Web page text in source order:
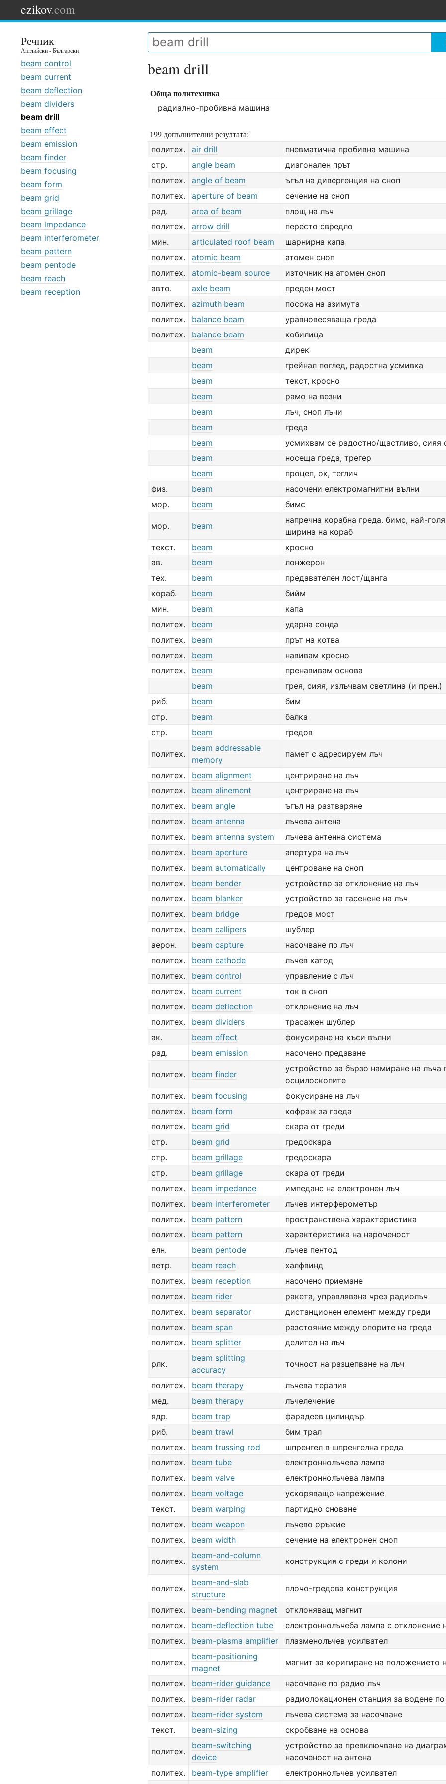
ezikov.com
Речник
Английски - Български
beam control
beam current
beam deflection
beam dividers
beam drill
beam effect
beam emission
beam finder
beam focusing
beam form
beam grid
beam grillage
beam impedance
beam interferometer
beam pattern
beam pentode
beam reach
beam reception
beam drill
Обща политехника
радиално-пробивна машина
199 допълнителни резултата:
политех. air drill
пневматична пробивна машина
стр.
angle beam
диагонален прът
политех.
angle of beam
ъгъл на дивергенция на сноп
политех.
aperture of beam
сечение на сноп
рад.
area of beam
площ на лъч
политех.
arrow drill
пересто свредло
мин.
articulated roof beam
шарнирна капа
политех.
atomic beam
атомен сноп
политех.
atomic-beam source
източник на атомен сноп
авто.
axle beam
преден мост
политех.
azimuth beam
посока на азимута
политех.
balance beam
уравновесяваща греда
политех.
balance beam
кобилица
beam
дирек
beam
грейнал поглед, радостна усмивка
beam
текст, кросно
beam
рамо на везни
beam
лъч, сноп лъчи
beam
греда
beam
усмихвам се радостно/щастливо, сияя
beam
носеща греда, трегер
beam
процеп, ок, теглич
физ.
beam
насочени електромагнитни вълни
мор.
beam бимс
мор. beam
напречна корабна греда. бимс, най-
ширина на кораб
текст.
beam
кросно
ав.
beam
лонжерон
тех.
beam
предавателен лост/щанга
кораб.
beam
бийм
мин.
beam
капа
политех.
beam
ударна сонда
политех.
beam
прът на котва
политех.
beam
навивам кросно
политех.
beam
пренавивам основа
beam
грея, сияя, излъчвам светлина (и прен.)
риб.
beam
бим
стр.
beam
балка
стр.
beam гредов
политех.
beam addressable
memory
памет с адресируем лъч
политех. beam alignment
центриране на лъч
политех.
beam alinement
центриране на лъч
политех.
beam angle
ъгъл на разтваряне
политех.
beam antenna
лъчева антена
политех.
beam antenna system
лъчева антенна система
политех.
beam aperture
апертура на лъч
политех.
beam automatically
центроване на сноп
политех.
beam bender
устройство за отклонение на лъч
политех.
beam blanker
устройство за гасенене на лъч
политех.
beam bridge
гредов мост
политех.
beam callipers
шублер
аерон.
beam capture
насочване по лъч
политех.
beam cathode
лъчев катод
политех.
beam control
управление с лъч
политех.
beam current
ток в сноп
политех.
beam deflection
отклонение на лъч
политех.
beam dividers
трасажен шублер
ак.
beam effect
фокусиране на къси вълни
рад.
beam emission насочено предаване
политех. beam finder
устройство за бързо намиране на лъча
осцилоскопите
политех.
beam focusing
фокусиране на лъч
политех.
beam form
кофраж за греда
политех.
beam grid
скара от греди
стр.
beam grid
гредоскара
стр.
beam grillage
гредоскара
стр.
beam grillage
скара от греди
политех.
beam impedance
импеданс на електронен лъч
политех.
beam interferometer
лъчев интерферометър
политех.
beam pattern
пространствена характеристика
политех.
beam pattern
характеристика на нароченост
елн.
beam pentode
лъчев пентод
ветр.
beam reach
халфвинд
политех.
beam reception
насочено приемане
политех.
beam rider
ракета, управлявана чрез радиолъч
политех.
beam separator
дистанционен елемент между греди
политех.
beam span
разстояние между опорите на греда
политех.
beam splitter делител на лъч
рлк.
beam splitting
accuracy
точност на разцепване на лъч
политех. beam therapy
лъчева терапия
мед.
beam therapy
лъчелечение
ядр.
beam trap
фарадеев цилиндър
риб.
beam trawl
бим трал
политех.
beam trussing rod
шпренгел в шпренгелна греда
политех.
beam tube
електроннолъчева лампа
политех.
beam valve
електроннолъчева лампа
политех.
beam voltage
ускоряващо напрежение
текст.
beam warping
партидно сноване
политех.
beam weapon
лъчево оръжие
политех.
beam width сечение на електронен сноп
политех.
beam-and-column
system
конструкция с греди и колони
политех.
beam-and-slab
structure
плочо-гредова конструкция
политех. beam-bending magnet
отклоняващ магнит
политех.
beam-deflection tube
електроннолъчеба лампа с отклонение
политех.
beam-plasma amplifier плазменолъчев усилвател
политех.
beam-positioning
magnet
магнит за коригиране на положението
политех. beam-rider guidance
насочване по радио лъч
политех.
beam-rider radar
радиолокационен станция за водене
политех.
beam-rider system
лъчева система за насочване
текст.
beam-sizing скробване на основа
политех.
beam-switching
device
устройство за превключване на
насоченост на антена
политех.
beam-type amplifier
електроннолъчев усилвател